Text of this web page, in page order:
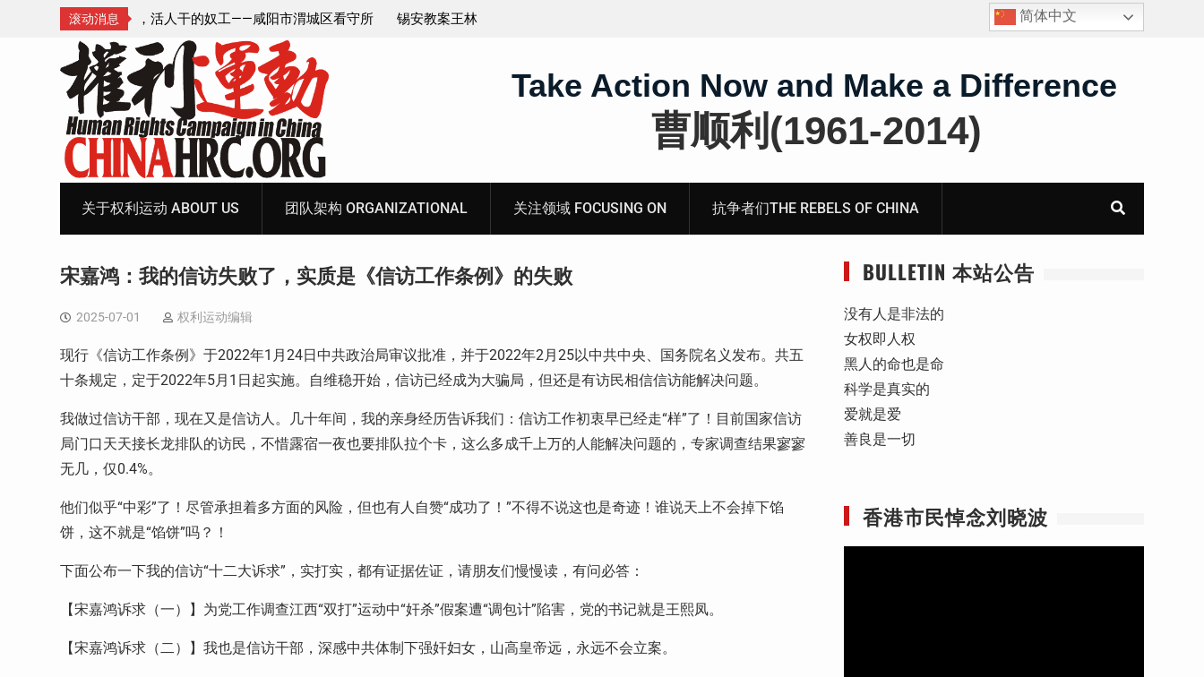
滚动消息
阳市渭城区看守所
宝、铅中毒、任务制
锡安教案王林牧师狱中信件：荒诞的人与公义的神 四川人权捍卫者陈云飞甘肃旅游遭行政拘留
简体中文
Take Action Now and Make a Difference
曹顺利(1961-2014)
关于权利运动 ABOUT US 团队架构 ORGANIZATIONAL 关注领域 FOCUSING ON 抗争者们THE REBELS OF CHINA
宋嘉鸿：我的信访失败了，实质是《信访工作条例》的失败
2025-07-01 权利运动编辑
现行《信访工作条例》于2022年1月24日中共政治局审议批准，并于2022年2月25以中共中央、国务院名义发布。共五
十条规定，定于2022年5月1日起实施。自维稳开始，信访已经成为大骗局，但还是有访民相信信访能解决问题。
我做过信访干部，现在又是信访人。几十年间，我的亲身经历告诉我们：信访工作初衷早已经走“样”了！目前国家信访
局门口天天接长龙排队的访民，不惜露宿一夜也要排队拉个卡，这么多成千上万的人能解决问题的，专家调查结果寥寥
无几，仅0.4%。
他们似乎“中彩”了！尽管承担着多方面的风险，但也有人自赞“成功了！”不得不说这也是奇迹！谁说天上不会掉下馅
饼，这不就是“馅饼”吗？！
下面公布一下我的信访“十二大诉求”，实打实，都有证据佐证，请朋友们慢慢读，有问必答：
【宋嘉鸿诉求（一）】为党工作调查江西“双打”运动中“奸杀”假案遭“调包计”陷害，党的书记就是王熙凤。
【宋嘉鸿诉求（二）】我也是信访干部，深感中共体制下强奸妇女，山高皇帝远，永远不会立案。
BULLETIN 本站公告
没有人是非法的
女权即人权
黑人的命也是命
科学是真实的
爱就是爱
善良是一切
香港市民悼念刘晓波